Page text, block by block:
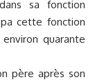
sa fonction
cette fonction
quarante
père après son